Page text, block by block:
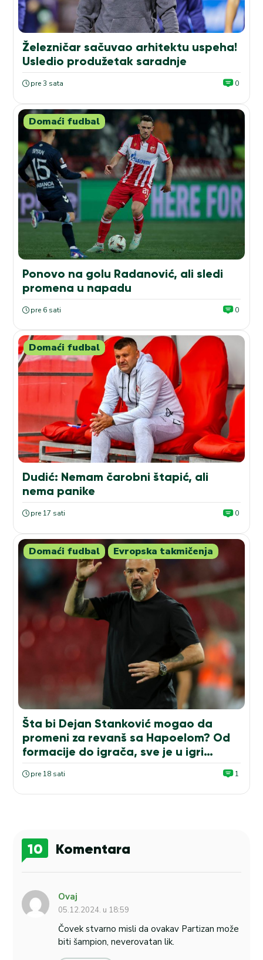
Železničar sačuvao arhitektu uspeha!
Usledio produžetak saradnje
pre 3 sata 0
Domaći fudbal
Ponovo na golu Radanović, ali sledi
promena u napadu
pre 6 sati 0
Domaći fudbal
Dudić: Nemam čarobni štapić, ali
nema panike
pre 17 sati 0
Domaći fudbal Evropska takmičenja
Šta bi Dejan Stanković mogao da
promeni za revanš sa Hapoelom? Od
formacije do igrača, sve je u igri…
pre 18 sati 1
10 Komentara
Ovaj
05.12.2024. u 18:59
Čovek stvarno misli da ovakav Partizan može
biti šampion, neverovatan lik.